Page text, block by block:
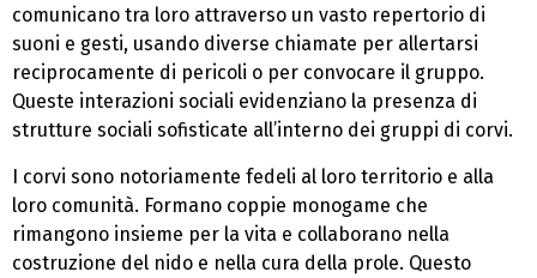
comunicano tra loro attraverso un vasto repertorio di
suoni e gesti, usando diverse chiamate per allertarsi
reciprocamente di pericoli o per convocare il gruppo.
Queste interazioni sociali evidenziano la presenza di
strutture sociali sofisticate all’interno dei gruppi di corvi.
I corvi sono notoriamente fedeli al loro territorio e alla
loro comunità. Formano coppie monogame che
rimangono insieme per la vita e collaborano nella
costruzione del nido e nella cura della prole. Questo